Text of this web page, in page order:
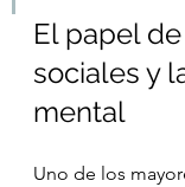
El papel
sociales y
mental
Uno de los